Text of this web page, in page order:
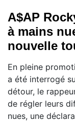
A$AP
à mains
nouvelle
En pleine
a été interrogé
détour, le
de régler leurs
nues, une